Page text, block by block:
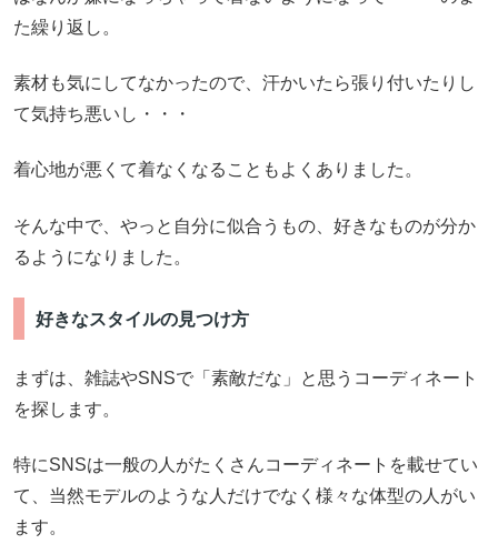
た繰り返し。
素材も気にしてなかったので、汗かいたら張り付いたりし
て気持ち悪いし・・・
着心地が悪くて着なくなることもよくありました。
そんな中で、やっと自分に似合うもの、好きなものが分か
るようになりました。
好きなスタイルの見つけ方
まずは、雑誌やSNSで「素敵だな」と思うコーディネート
を探します。
特にSNSは一般の人がたくさんコーディネートを載せてい
て、当然モデルのような人だけでなく様々な体型の人がい
ます。